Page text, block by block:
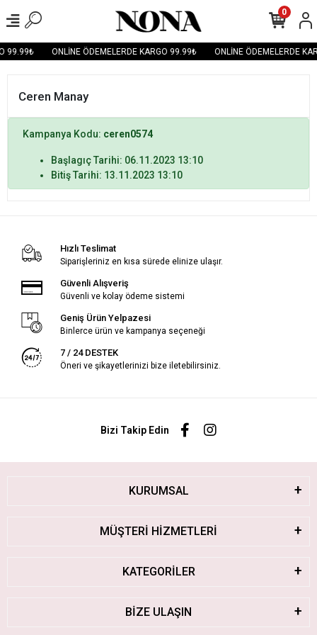
99.99₺ ONLİNE ÖDEMELERDE KARGO 99.99₺ ONLİNE ÖDEMELERDE
0
Ceren Manay
Kampanya Kodu: ceren0574
Başlagıç Tarihi: 06.11.2023 13:10
Bitiş Tarihi: 13.11.2023 13:10
Hızlı Teslimat
Siparişleriniz en kısa sürede elinize ulaşır.
Güvenli Alışveriş
Güvenli ve kolay ödeme sistemi
Geniş Ürün Yelpazesi
Binlerce ürün ve kampanya seçeneği
7 / 24 DESTEK
Öneri ve şikayetlerinizi bize iletebilirsiniz.
Bizi Takip Edin
KURUMSAL
MÜŞTERİ HİZMETLERİ
KATEGORİLER
BİZE ULAŞIN